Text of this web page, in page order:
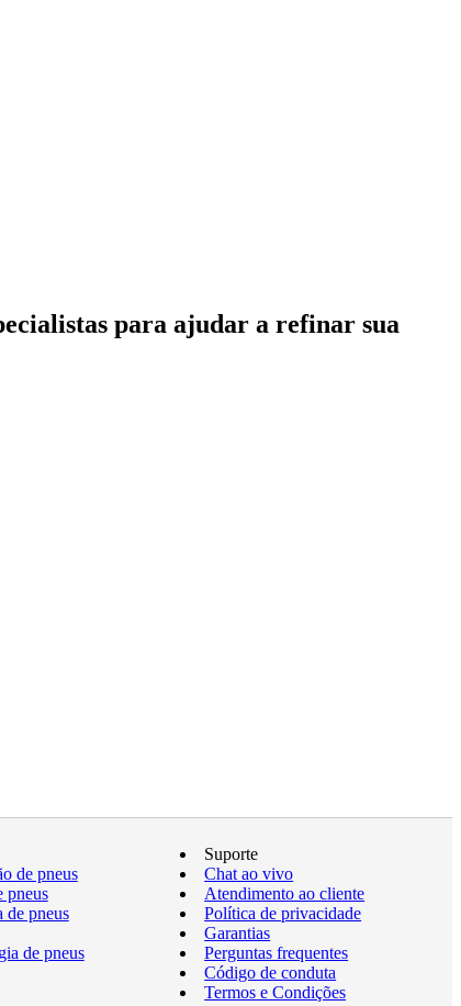
para ajudar a refinar sua
de pneus
pneus
de pneus
de pneus
Suporte
Chat ao vivo
Atendimento ao cliente
Política de privacidade
Garantias
Perguntas frequentes
Código de conduta
Termos e Condições